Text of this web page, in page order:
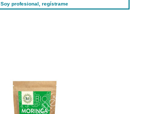
Soy profesional, regístrame